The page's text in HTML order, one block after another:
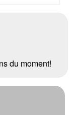
du moment!